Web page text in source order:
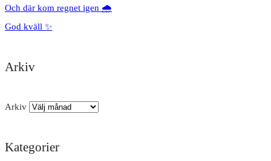
Och där kom regnet igen 🌧️
God kväll ✨
Arkiv
Arkiv
Kategorier